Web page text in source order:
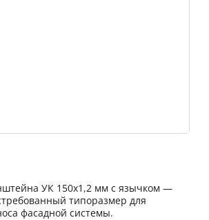
УК 150х1,2 мм с язычком —
типоразмер для
фасадной системы.